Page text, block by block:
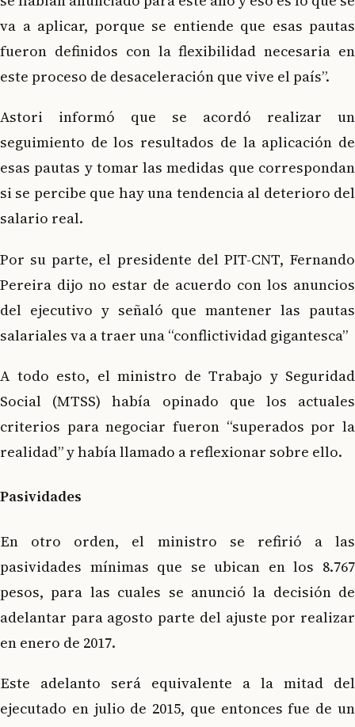
va a aplicar, porque se entiende que esas pautas
fueron definidos con la flexibilidad necesaria en
este proceso de desaceleración que vive el país”.
Astori informó que se acordó realizar un
seguimiento de los resultados de la aplicación de
esas pautas y tomar las medidas que correspondan
si se percibe que hay una tendencia al deterioro del
salario real.
Por su parte, el presidente del PIT-CNT, Fernando
Pereira dijo no estar de acuerdo con los anuncios
del ejecutivo y señaló que mantener las pautas
salariales va a traer una “conflictividad gigantesca”
A todo esto, el ministro de Trabajo y Seguridad
Social (MTSS) había opinado que los actuales
criterios para negociar fueron “superados por la
realidad” y había llamado a reflexionar sobre ello.
Pasividades
En otro orden, el ministro se refirió a las
pasividades mínimas que se ubican en los 8.767
pesos, para las cuales se anunció la decisión de
adelantar para agosto parte del ajuste por realizar
en enero de 2017.
Este adelanto será equivalente a la mitad del
ejecutado en julio de 2015, que entonces fue de un